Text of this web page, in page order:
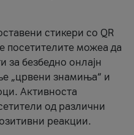
стикери со QR
посетителите можеа да
за безбедно онлајн
„црвени знамиња“ и
Активноста
од различни
реакции.